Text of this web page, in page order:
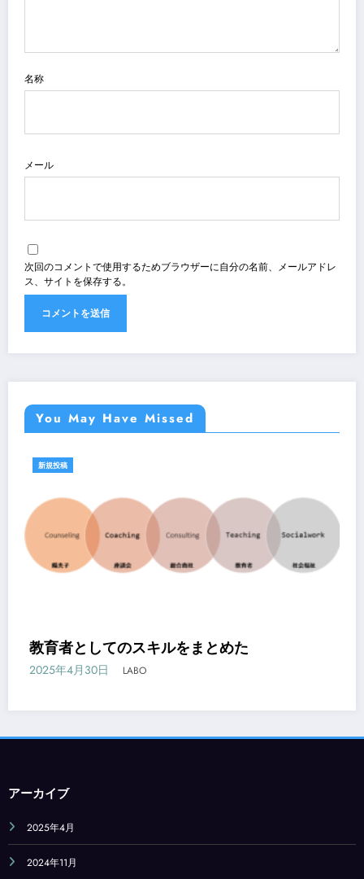
名称
メール
次回のコメントで使用するためブラウザーに自分の名前、メールアドレ
ス、サイトを保存する。
You May Have Missed
新規投稿
教育者としてのスキルをまとめた
2025年4月30日 LABO
アーカイブ
2025年4月
2024年11月